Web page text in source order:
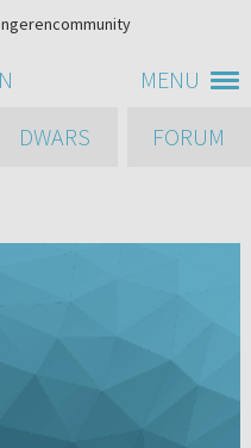
MENU
DWARS FORUM